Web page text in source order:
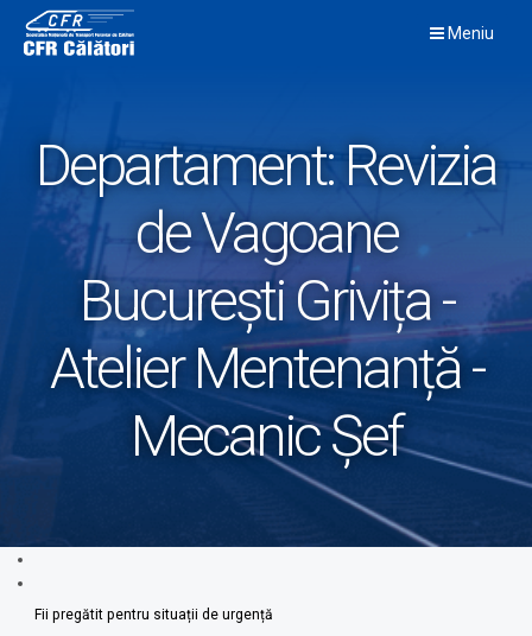
content
Meniu
Departament:Revizia
de Vagoane
București Grivița -
Atelier Mentenanță -
Mecanic Șef
Fii pregătit pentru situații de urgență